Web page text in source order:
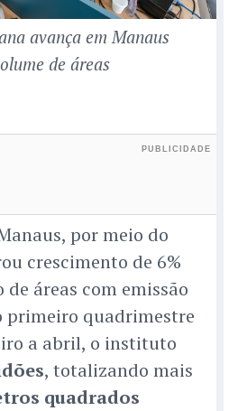
avança em Manaus
de áreas
por meio do
crescimento de 6%
áreas com emissão
primeiro quadrimestre
a abril, o instituto
, totalizando mais
quadrados